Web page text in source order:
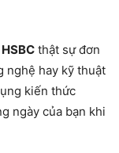
thật sự đơn
nghệ hay kỹ thuật
kiến thức
ngày của bạn khi